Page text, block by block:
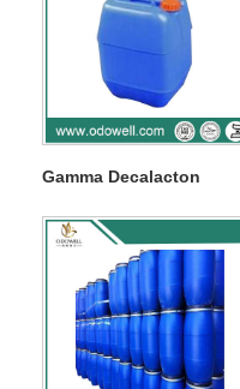
Gamma Decalacton